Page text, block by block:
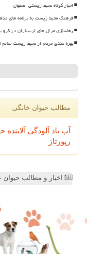
اخبار کوتاه محیط زیستی اصفهان
فرهنگ محیط زیست به برنامه های
رهاسازی مرال های ارسباران در
بهره مندی مردم از محیط زیست سالم
مطالب حیوان خانگی
آب باد آلودگی آلاینده
رپورتاژ
اخبار و مطالب حیوان